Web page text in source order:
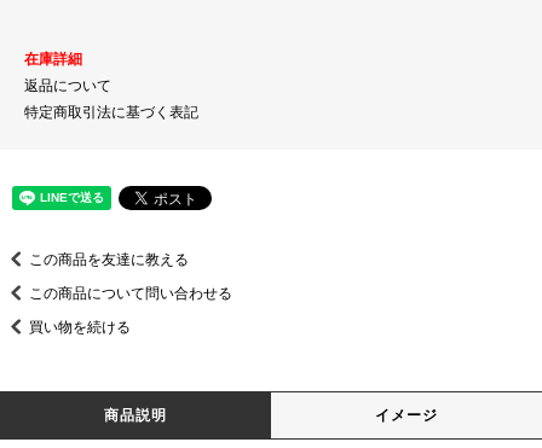
在庫詳細
返品について
特定商取引法に基づく表記
この商品を友達に教える
この商品について問い合わせる
買い物を続ける
商品説明 イメージ